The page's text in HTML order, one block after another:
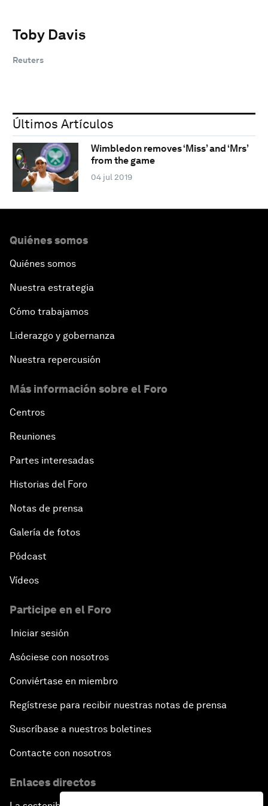
Toby Davis
Reuters
Últimos Artículos
Wimbledon removes ‘Miss’ and ‘Mrs’
from the game
04 jul 2019
Quiénes somos
Quiénes somos
Nuestra estrategia
Cómo trabajamos
Liderazgo y gobernanza
Nuestra repercusión
Más información sobre el Foro
Centros
Reuniones
Partes interesadas
Historias del Foro
Notas de prensa
Galería de fotos
Pódcast
Vídeos
Participe en el Foro
Iniciar sesión
Asóciese con nosotros
Conviértase en miembro
Regístrese para recibir nuestras notas de prensa
Suscríbase a nuestros boletines
Contacte con nosotros
Enlaces directos